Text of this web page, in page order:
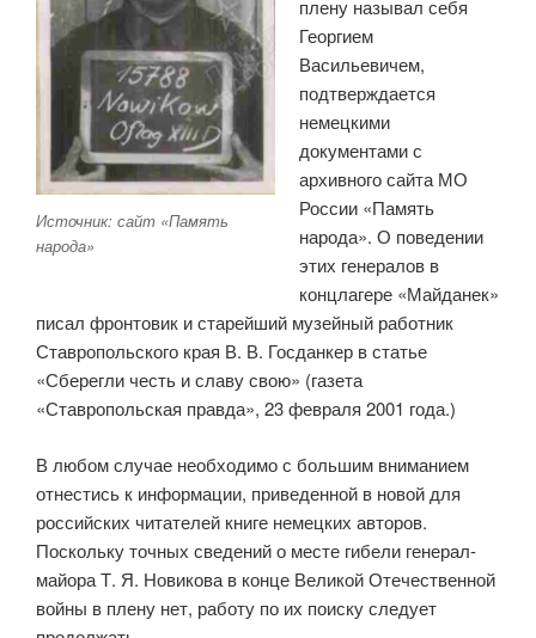
Источник: сайт «Память
народа»
плену называл себя
Георгием
Васильевичем,
подтверждается
немецкими
документами с
архивного сайта МО
России «Память
народа». О поведении
этих генералов в
концлагере «Майданек»
писал фронтовик и старейший музейный работник
Ставропольского края В. В. Госданкер в статье
«Сберегли честь и славу свою» (газета
«Ставропольская правда», 23 февраля 2001 года.)
В любом случае необходимо с большим вниманием
отнестись к информации, приведенной в новой для
российских читателей книге немецких авторов.
Поскольку точных сведений о месте гибели генерал-
майора Т. Я. Новикова в конце Великой Отечественной
войны в плену нет, работу по их поиску следует